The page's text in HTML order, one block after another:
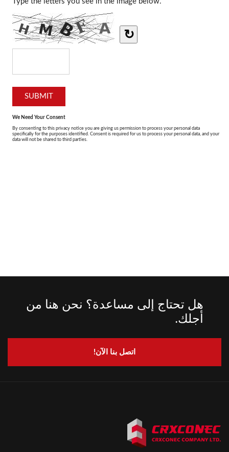
هل تحتاج إلى مساعدة؟ نحن هنا من
أجلك.
اتصل بنا الآن!